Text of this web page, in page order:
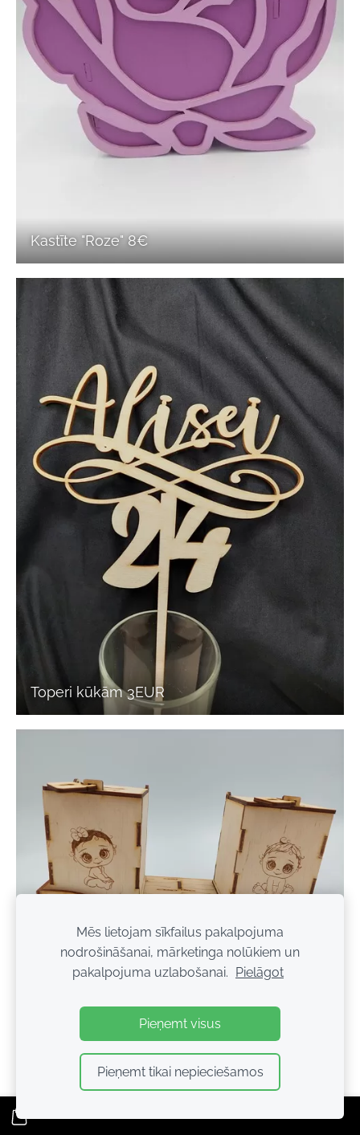
Kastīte "Roze" 8€
Toperi kūkām 3EUR
Krājkase "Svari" 15EUR
Mēs lietojam sīkfailus pakalpojuma
nodrošināšanai, mārketinga nolūkiem un
pakalpojuma uzlabošanai. Pielāgot
Pieņemt visus
Pieņemt tikai nepieciešamos